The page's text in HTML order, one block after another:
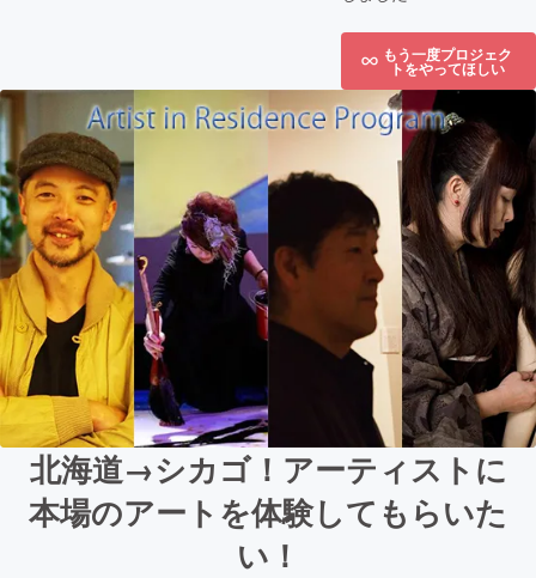
もう一度プロジェク
トをやってほしい
北海道→シカゴ！アーティストに
本場のアートを体験してもらいた
い！